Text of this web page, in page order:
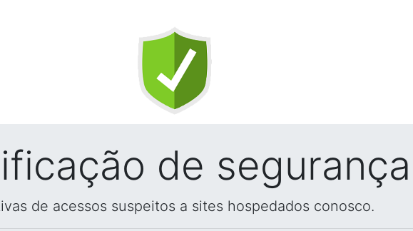
de segurança
de acessos suspeitos a sites hospedados conosco.